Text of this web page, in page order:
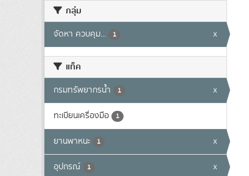
กลุ่ม
จัดหา ควบคุม... 1 x
แท็ค
กรมทรัพยากรน้ำ 1 x
ทะเบียนเครื่องมือ 1
ยานพาหนะ 1 x
อุปกรณ์ 1 x